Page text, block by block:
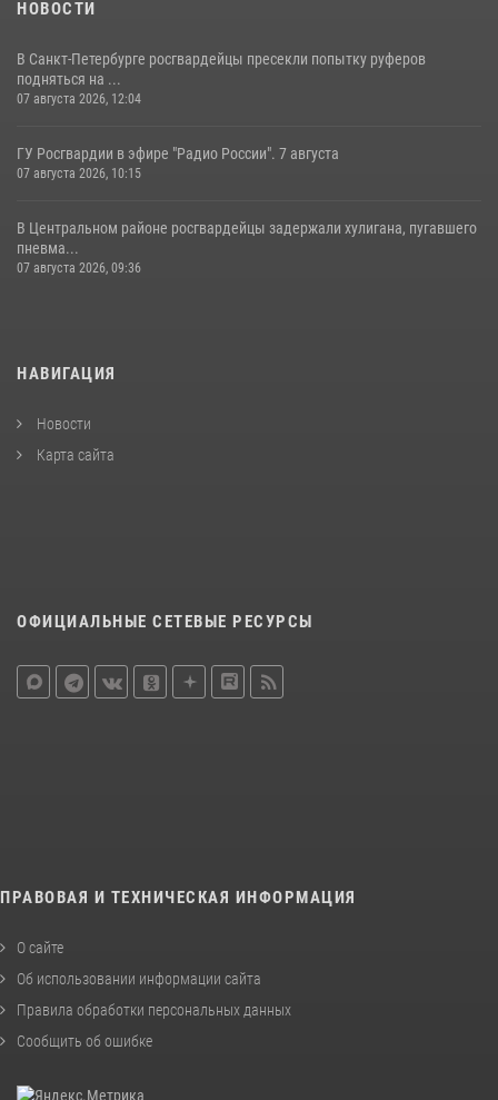
НОВОСТИ
В Санкт-Петербурге росгвардейцы пресекли попытку руферов
подняться на ...
07 августа 2026, 12:04
ГУ Росгвардии в эфире "Радио России". 7 августа
07 августа 2026, 10:15
В Центральном районе росгвардейцы задержали хулигана, пугавшего
пневма...
07 августа 2026, 09:36
НАВИГАЦИЯ
Новости
Карта сайта
ОФИЦИАЛЬНЫЕ СЕТЕВЫЕ РЕСУРСЫ
ПРАВОВАЯ И ТЕХНИЧЕСКАЯ ИНФОРМАЦИЯ
О сайте
Об использовании информации сайта
Правила обработки персональных данных
Сообщить об ошибке